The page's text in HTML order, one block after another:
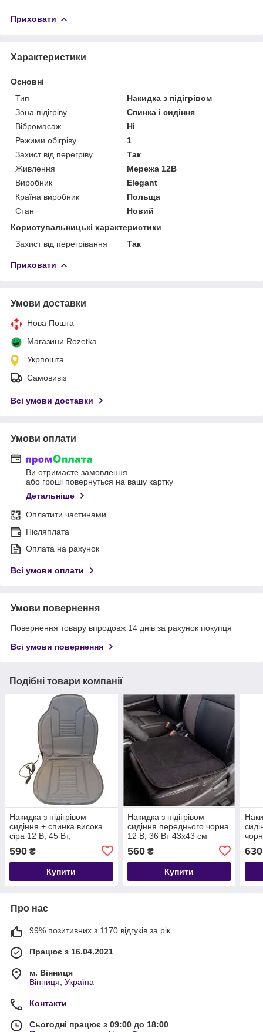
Приховати
Характеристики
Основні
Тип
Накидка з підігрівом
Зона підігріву
Спинка і сидіння
Вібромасаж
Ні
Режими обігріву
1
Захист від перегріву
Так
Живлення
Мережа 12В
Виробник
Elegant
Країна виробник
Польща
Стан
Новий
Користувальницькі характеристики
Захист від перегрівання
Так
Приховати
Умови доставки
Нова Пошта
Магазини Rozetka
Укрпошта
Самовивіз
Всі умови доставки
Умови оплати
Ви отримаєте замовлення
або гроші повернуться на вашу картку
Детальніше
Оплатити частинами
Післяплата
Оплата на рахунок
Всі умови оплати
Умови повернення
Повернення товару впродовж 14 днів за рахунок покупця
Всі умови повернення
Подібні товари компанії
Накидка з підігрівом
сидіння + спинка висока
сіра 12 В, 45 Вт,
перемикання. 3 режими,
100х50 см Elegant
590 ₴
Купити
Накидка з підігрівом
сидіння переднього чорна
12 В, 36 Вт 43x43 см
560₴
Купити
630
Про нас
99% позитивних з 1170 відгуків за рік
Працює з 16.04.2021
м. Вінниця
Вінниця, Україна
Контакти
Сьогодні працює з 09:00 до 18:00